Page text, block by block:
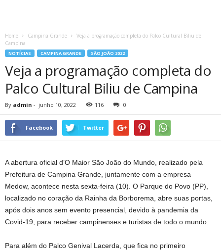
Home Campina Grande
Veja a programação completa do Palco Cultural Biliu de
Campina
NOTÍCIAS CAMPINA GRANDE SÃO JOÃO 2022
Veja a programação completa do
Palco Cultural Biliu de Campina
By admin - junho 10, 2022 116 0
Facebook Twitter
A abertura oficial d’O Maior São João do Mundo, realizado pela
Prefeitura de Campina Grande, juntamente com a empresa
Medow, acontece nesta sexta-feira (10). O Parque do Povo (PP),
localizado no coração da Rainha da Borborema, abre suas portas,
após dois anos sem evento presencial, devido à pandemia da
Covid-19, para receber campinenses e turistas de todo o mundo.
Para além do Palco Genival Lacerda, que fica no primeiro